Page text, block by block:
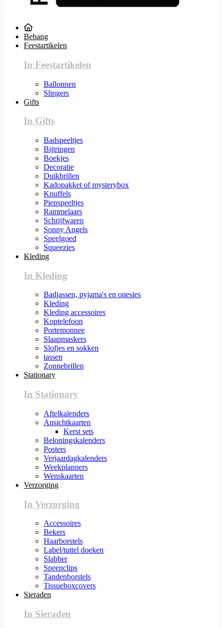
Behang
Feestartikelen
In Feestartikelen
Ballonnen
Slingers
Gifts
In Gifts
Badspeeltjes
Bijtringen
Boekjes
Decoratie
Duikbrillen
Kadopakket of mysterybox
Knuffels
Piepspeeltjes
Rammelaars
Schrijfwaren
Sonny Angels
Speelgoed
Squeezies
Kleding
In Kleding
Badjassen, pyjama's en onesies
Kleding
Kleding accessoires
Koptelefoon
Portemonnee
Slaapmaskers
Slofjes en sokken
tassen
Zonnebrillen
Stationary
In Stationary
Aftelkalenders
Ansichtkaarten
Kerst sets
Beloningskalenders
Posters
Verjaardagkalenders
Weekplanners
Wenskaarten
Verzorging
In Verzorging
Accessoires
Bekers
Haarborstels
Label/tuttel doeken
Slabber
Speenclips
Tandenborstels
Tissueboxcovers
Sieraden
In Sieraden